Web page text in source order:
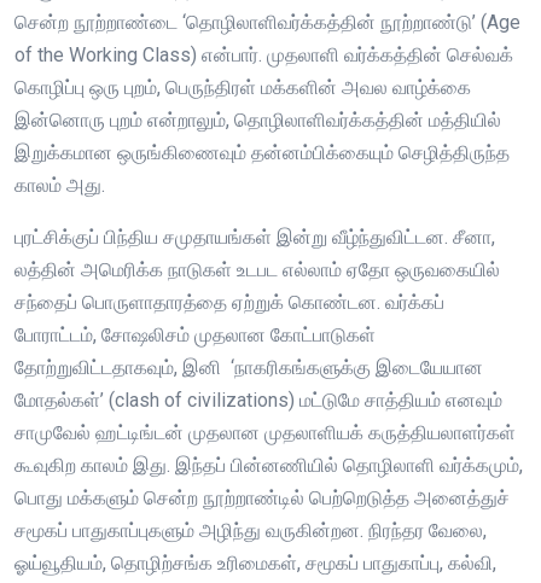
சென்ற நூற்றாண்டை ‘தொழிலாளிவர்க்கத்தின் நூற்றாண்டு’ (Age
of the Working Class) என்பார். முதலாளி வர்க்கத்தின் செல்வக்
கொழிப்பு ஒரு புறம், பெருந்திரள் மக்களின் அவல வாழ்க்கை
இன்னொரு புறம் என்றாலும், தொழிலாளிவர்க்கத்தின் மத்தியில்
இறுக்கமான ஒருங்கிணைவும் தன்னம்பிக்கையும் செழித்திருந்த
காலம் அது.
புரட்சிக்குப் பிந்திய சமுதாயங்கள் இன்று வீழ்ந்துவிட்டன. சீனா,
லத்தின் அமெரிக்க நாடுகள் உடபட எல்லாம் ஏதோ ஒருவகையில்
சந்தைப் பொருளாதாரத்தை ஏற்றுக் கொண்டன. வர்க்கப்
போராட்டம், சோஷலிசம் முதலான கோட்பாடுகள்
தோற்றுவிட்டதாகவும், இனி ‘நாகரிகங்களுக்கு இடையேயான
மோதல்கள்’ (clash of civilizations) மட்டுமே சாத்தியம் எனவும்
சாமுவேல் ஹட்டிங்டன் முதலான முதலாளியக் கருத்தியலாளர்கள்
கூவுகிற காலம் இது. இந்தப் பின்னணியில் தொழிலாளி வர்க்கமும்,
பொது மக்களும் சென்ற நூற்றாண்டில் பெற்றெடுத்த அனைத்துச்
சமூகப் பாதுகாப்புகளும் அழிந்து வருகின்றன. நிரந்தர வேலை,
ஓய்வூதியம், தொழிற்சங்க உரிமைகள், சமூகப் பாதுகாப்பு, கல்வி,